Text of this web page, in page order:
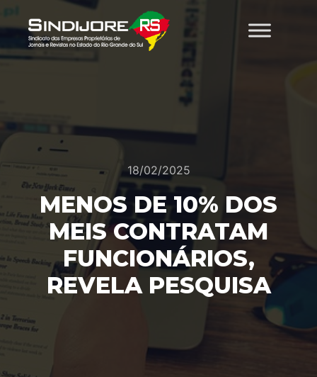
18/02/2025
MENOS DE 10% DOS
MEIS CONTRATAM
FUNCIONÁRIOS,
REVELA PESQUISA